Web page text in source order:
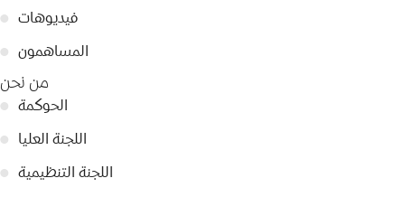
● فيديوهات
● المساهمون
من نحن
● الحوكمة
● اللجنة العليا
● اللجنة التنظيمية